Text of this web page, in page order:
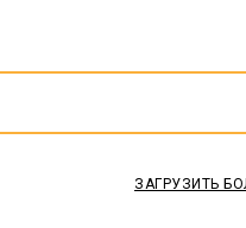
ЗАГРУЗИТЬ